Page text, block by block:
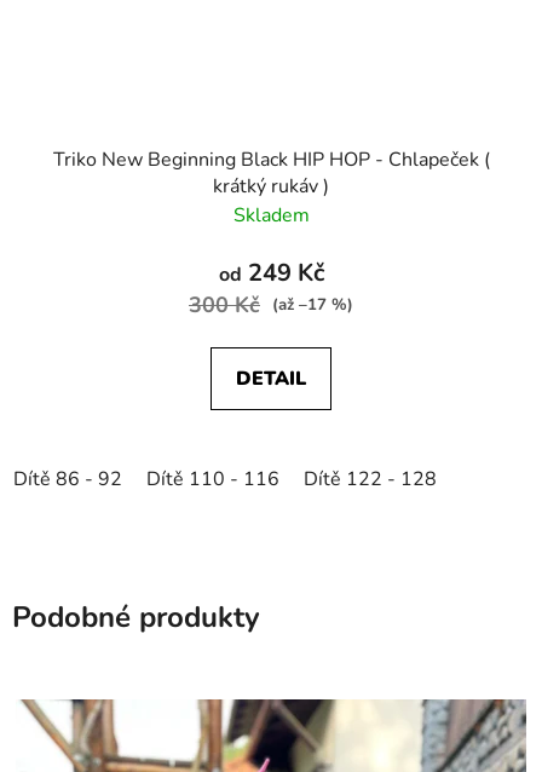
Triko New Beginning Black HIP HOP - Chlapeček (
krátký rukáv )
Skladem
od 249 Kč
300 Kč (až –17 %)
DETAIL
Dítě 86 - 92 Dítě 110 - 116 Dítě 122 - 128
Podobné produkty